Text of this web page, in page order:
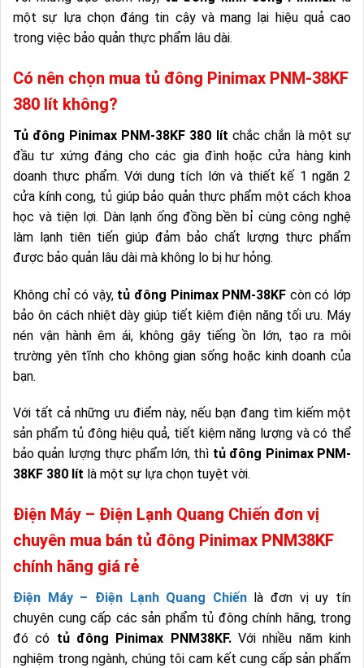
một sự lựa chọn đáng tin cậy và mang lại hiệu quả cao
trong việc bảo quản thực phẩm lâu dài.
Có nên chọn mua tủ đông Pinimax PNM-38KF
380 lít không?
Tủ đông Pinimax PNM-38KF 380 lít chắc chắn là một sự
đầu tư xứng đáng cho các gia đình hoặc cửa hàng kinh
doanh thực phẩm. Với dung tích lớn và thiết kế 1 ngăn 2
cửa kính cong, tủ giúp bảo quản thực phẩm một cách khoa
học và tiện lợi. Dàn lạnh ống đồng bền bỉ cùng công nghệ
làm lạnh tiên tiến giúp đảm bảo chất lượng thực phẩm
được bảo quản lâu dài mà không lo bị hư hỏng.
Không chỉ có vậy, tủ đông Pinimax PNM-38KF còn có lớp
bảo ôn cách nhiệt dày giúp tiết kiệm điện năng tối ưu. Máy
nén vận hành êm ái, không gây tiếng ồn lớn, tạo ra môi
trường yên tĩnh cho không gian sống hoặc kinh doanh của
bạn.
Với tất cả những ưu điểm này, nếu bạn đang tìm kiếm một
sản phẩm tủ đông hiệu quả, tiết kiệm năng lượng và có thể
bảo quản lượng thực phẩm lớn, thì tủ đông Pinimax PNM-
38KF 380 lít là một sự lựa chọn tuyệt vời.
Điện Máy – Điện Lạnh Quang Chiến đơn vị
chuyên mua bán tủ đông Pinimax PNM38KF
chính hãng giá rẻ
Điện Máy – Điện Lạnh Quang Chiếnlà đơn vị uy tín
chuyên cung cấp các sản phẩm tủ đông chính hãng, trong
đó có tủ đông Pinimax PNM38KF.Với nhiều năm kinh
nghiệm trong ngành, chúng tôi cam kết cung cấp sản phẩm